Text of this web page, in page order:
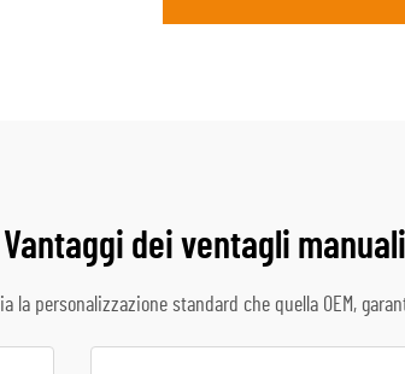
Vantaggi dei ventagli
la personalizzazione standard che quella OEM,